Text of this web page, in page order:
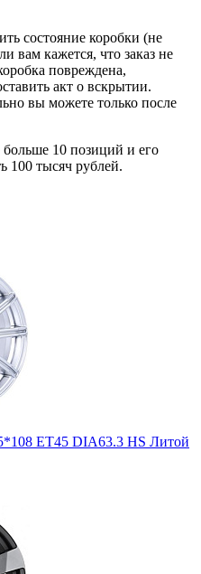
состояние коробки (не
вам кажется, что заказ не
повреждена,
акт о вскрытии.
вы можете только после
10 позиций и его
100 тысяч рублей.
ET45 DIA63.3 HS Литой